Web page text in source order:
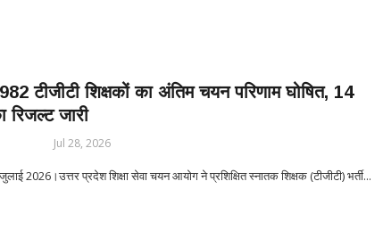
टीजीटी शिक्षकों का अंतिम चयन परिणाम घोषित, 14
रिजल्ट जारी
Jul 28, 2026
2026।उत्तर प्रदेश शिक्षा सेवा चयन आयोग ने प्रशिक्षित स्नातक शिक्षक (टीजीटी) भर्ती...